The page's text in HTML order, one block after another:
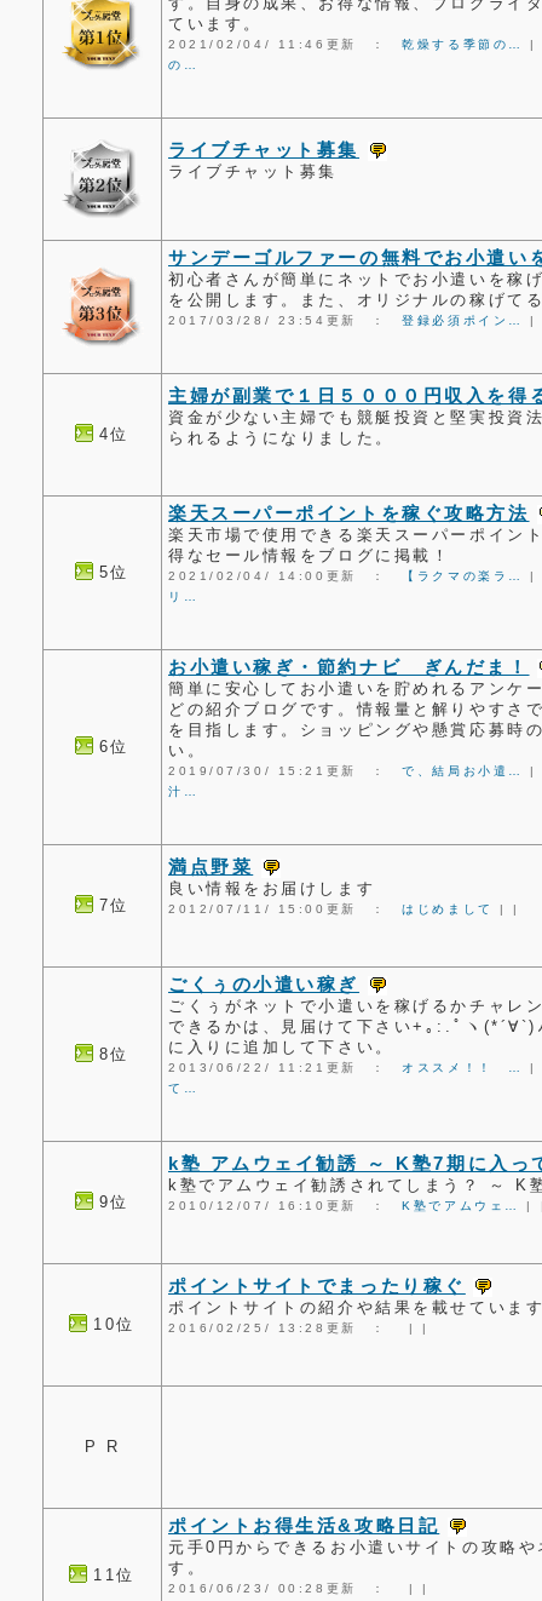
ています。
2021/02/04/ 11:46更新 ：乾燥する季節の…
の…
ライブチャット募集
ライブチャット募集
サンデーゴルファーの無料でお小遣い
初心者さんが簡単にネットでお小遣いを稼
を公開します。また、オリジナルの稼げて
2017/03/28/ 23:54更新 ：登録必須ポイン…
4位
主婦が副業で１日５０００円収入を得
資金が少ない主婦でも競艇投資と堅実投資
られるようになりました。
5位
楽天スーパーポイントを稼ぐ攻略方法
楽天市場で使用できる楽天スーパーポイン
得なセール情報をブログに掲載！
2021/02/04/ 14:00更新 ： 【ラクマの楽ラ…
リ…
6位
お小遣い稼ぎ・節約ナビ ぎんだま！
簡単に安心してお小遣いを貯めれるアンケ
どの紹介ブログです。情報量と解りやすさ
を目指します。ショッピングや懸賞応募時
い。
2019/07/30/ 15:21更新 ：で、結局お小遣…
汁…
7位
満点野菜
良い情報をお届けします
2012/07/11/ 15:00更新 ：はじめまして | |
8位
ごくぅの小遣い稼ぎ
ごくぅがネットで小遣いを稼げるかチャレ
できるかは、見届けて下さい+｡:.ﾟヽ
に入りに追加して下さい。
2013/06/22/ 11:21更新 ： オススメ！！ …
て…
9位
k塾 アムウェイ勧誘 ～ K塾7期に入っ
k塾でアムウェイ勧誘されてしまう？ ～ K
2010/12/07/ 16:10更新 ：K塾でアムウェ… |
10位
ポイントサイトでまったり稼ぐ
ポイントサイトの紹介や結果を載せていま
2016/02/25/ 13:28更新 ： | |
P R
11位
ポイントお得生活&攻略日記
元手0円からできるお小遣いサイトの攻略
す。
2016/06/23/ 00:28更新 ： | |